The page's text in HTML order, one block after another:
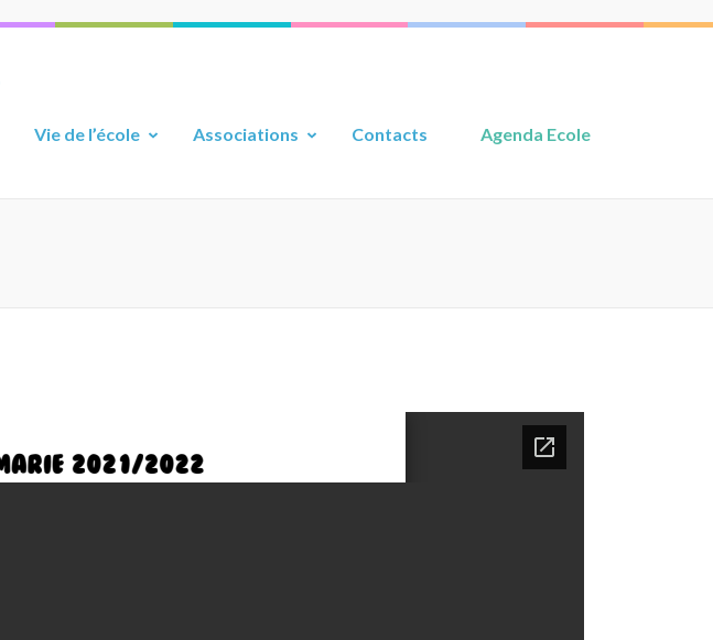
Vie de l’école Associations Contacts Agenda Ecole